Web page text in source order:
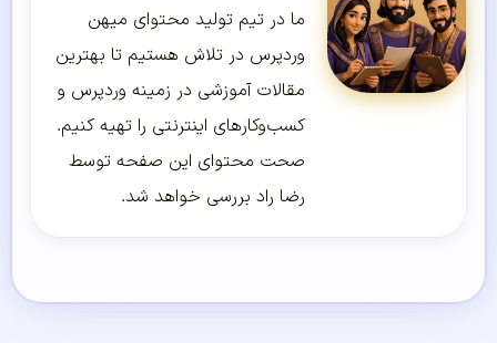
ما در تیم تولید محتوای میهن
وردپرس در تلاش هستیم تا بهترین
مقالات آموزشی در زمینه وردپرس و
کسب‌و‌کارهای اینترنتی را تهیه کنیم.
صحت محتوای این صفحه توسط
رضا راد بررسی خواهد شد.